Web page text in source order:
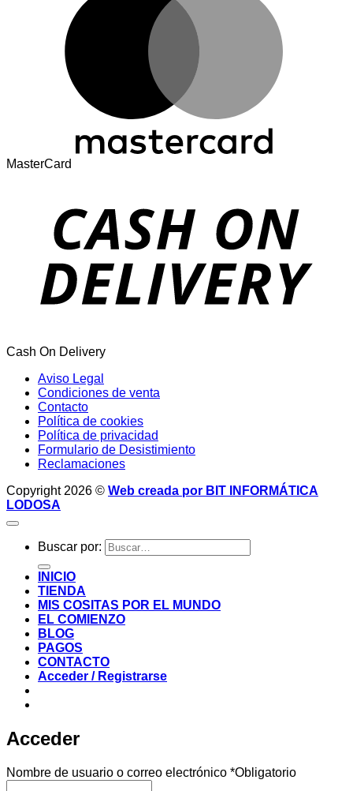
MasterCard
Cash On Delivery
Aviso Legal
Condiciones de venta
Contacto
Política de cookies
Política de privacidad
Formulario de Desistimiento
Reclamaciones
Copyright 2026 © Web creada por BIT INFORMÁTICA
LODOSA
Buscar por:
INICIO
TIENDA
MIS COSITAS POR EL MUNDO
EL COMIENZO
BLOG
PAGOS
CONTACTO
Acceder / Registrarse
Acceder
Nombre de usuario o correo electrónico *Obligatorio